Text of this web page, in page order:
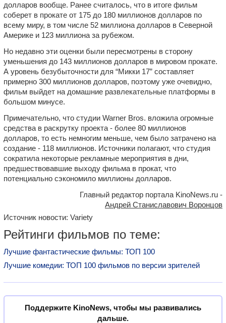
долларов вообще. Ранее считалось, что в итоге фильм
соберет в прокате от 175 до 180 миллионов долларов по
всему миру, в том числе 52 миллиона долларов в Северной
Америке и 123 миллиона за рубежом.
Но недавно эти оценки были пересмотрены в сторону
уменьшения до 143 миллионов долларов в мировом прокате.
А уровень безубыточности для “Микки 17” составляет
примерно 300 миллионов долларов, поэтому уже очевидно,
фильм выйдет на домашние развлекательные платформы в
большом минусе.
Примечательно, что студии Warner Bros. вложила огромные
средства в раскрутку проекта - более 80 миллионов
долларов, то есть немногим меньше, чем было затрачено на
создание - 118 миллионов. Источники полагают, что студия
сократила некоторые рекламные мероприятия в дни,
предшествовавшие выходу фильма в прокат, что
потенциально сэкономило миллионы долларов.
Главный редактор портала KinoNews.ru -
Андрей Станиславович Воронцов
Источник новости: Variety
Рейтинги фильмов по теме:
Лучшие фантастические фильмы: ТОП 100
Лучшие комедии: ТОП 100 фильмов по версии зрителей
Поддержите KinoNews, чтобы мы развивались
дальше.